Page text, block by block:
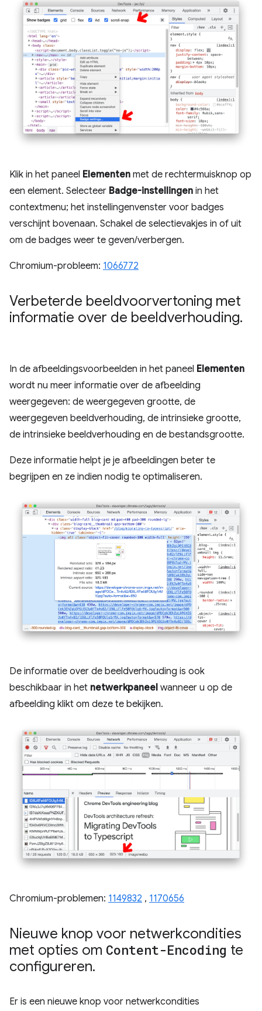
Klik in het paneel Elementen met de rechtermuisknop op
een element. Selecteer Badge-instellingen in het
contextmenu; het instellingenvenster voor badges
verschijnt bovenaan. Schakel de selectievakjes in of uit
om de badges weer te geven/verbergen.
Chromium-probleem: 1066772
Verbeterde beeldvoorvertoning met
informatie over de beeldverhouding.
In de afbeeldingsvoorbeelden in het paneel Elementen
wordt nu meer informatie over de afbeelding
weergegeven: de weergegeven grootte, de
weergegeven beeldverhouding, de intrinsieke grootte,
de intrinsieke beeldverhouding en de bestandsgrootte.
Deze informatie helpt je je afbeeldingen beter te
begrijpen en ze indien nodig te optimaliseren.
De informatie over de beeldverhouding is ook
beschikbaar in het netwerkpaneel wanneer u op de
afbeelding klikt om deze te bekijken.
Chromium-problemen: 1149832 , 1170656
Nieuwe knop voor netwerkcondities
met opties om Content-Encoding te
configureren.
Er is een nieuwe knop voor netwerkcondities